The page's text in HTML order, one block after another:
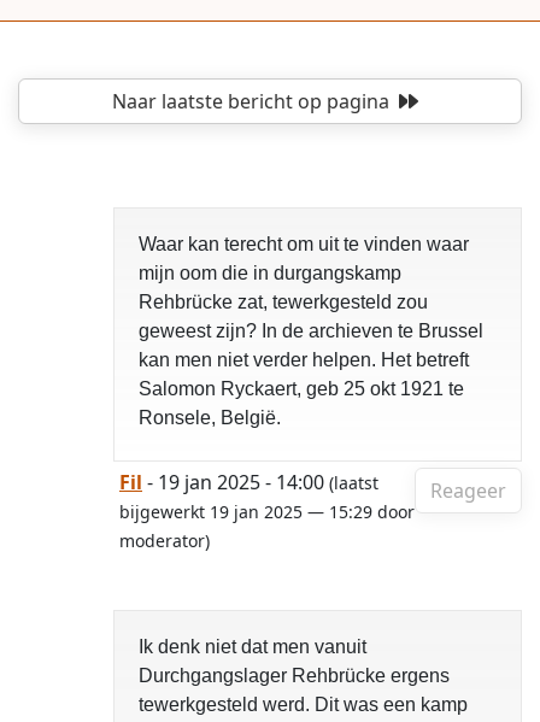
Naar laatste berichtop pagina
Waar kan terecht om uit te vinden waar
mijn oom die in durgangskamp
Rehbrücke zat, tewerkgesteld zou
geweest zijn? In de archieven te Brussel
kan men niet verder helpen. Het betreft
Salomon Ryckaert, geb 25 okt 1921 te
Ronsele, België.
Reageer
Fil - 19 jan 2025 - 14:00 (laatst
bijgewerkt 19 jan 2025 — 15:29 door
moderator)
Ik denk niet dat men vanuit
Durchgangslager Rehbrücke ergens
tewerkgesteld werd. Dit was een kamp